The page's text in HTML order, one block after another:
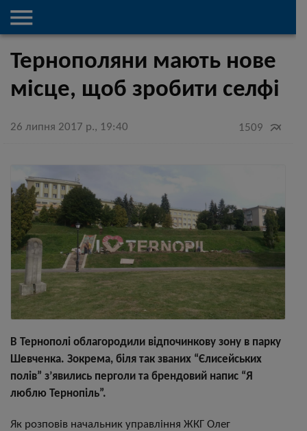

Тернополяни мають нове
місце, щоб зробити селфі
26 липня 2017 р., 19:40 1509 
В Тернополі облагородили відпочинкову зону в парку
Шевченка. Зокрема, біля так званих “Єлисейських
полів” з’явились перголи та брендовий напис “Я
люблю Тернопіль”.
Як розповів начальник управління ЖКГ Олег